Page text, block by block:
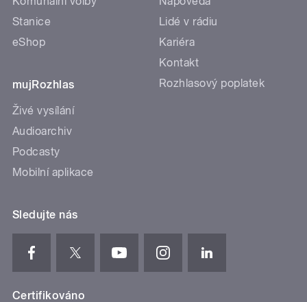
Stanice
eShop
mujRozhlas
Živé vysílání
Audioarchiv
Podcasty
Mobilní aplikace
Lidé v rádiu
Kariéra
Kontakt
Rozhlasový poplatek
Sledujte nás
Certifikováno